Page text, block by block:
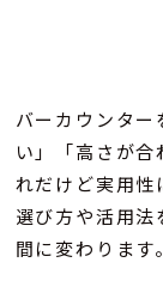
バーカウンタ
い」「高さが
れだけど実用性
選び方や活用
間に変わります。